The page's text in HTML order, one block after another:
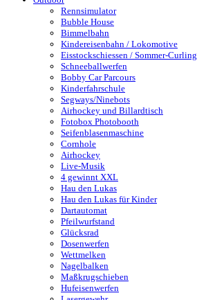
Rennsimulator
Bubble House
Bimmelbahn
Kindereisenbahn / Lokomotive
Eisstockschiessen / Sommer-Curling
Schneeballwerfen
Bobby Car Parcours
Kinderfahrschule
Segways/Ninebots
Airhockey und Billardtisch
Fotobox Photobooth
Seifenblasenmaschine
Cornhole
Airhockey
Live-Musik
4 gewinnt XXL
Hau den Lukas
Hau den Lukas für Kinder
Dartautomat
Pfeilwurfstand
Glücksrad
Dosenwerfen
Wettmelken
Nagelbalken
Maßkrugschieben
Hufeisenwerfen